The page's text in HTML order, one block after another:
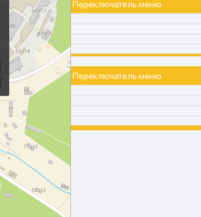
Переключатель меню
Переключатель меню